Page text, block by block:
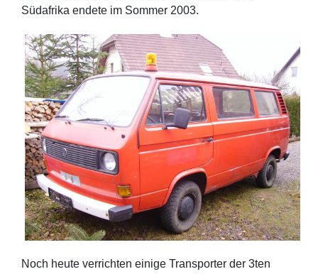
Südafrika endete im Sommer 2003.
Noch heute verrichten einige Transporter der 3ten